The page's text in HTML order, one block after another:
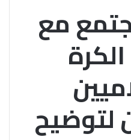
مع
لتوضيح